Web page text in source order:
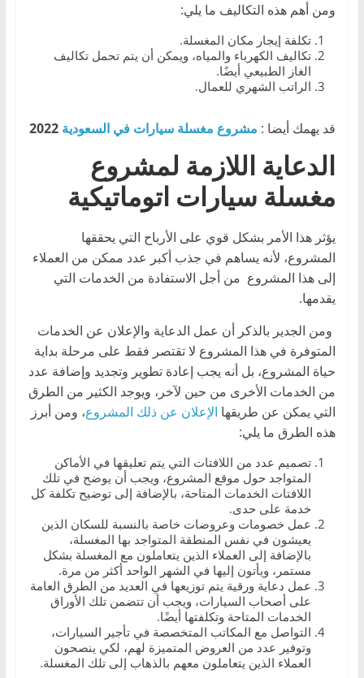
ومن أهم هذه التكاليف ما يلي:
تكلفة إيجار مكان المغسلة.
تكاليف الكهرباء والمياه، ويمكن أن يتم تحمل تكاليف
الغاز الطبيعي أيضًا.
الراتب الشهري للعمال.
قد يهمك أيضا : مشروع مغسلة سيارات في السعودية
الدعاية اللازمة لمشروع
مغسلة سيارات اتوماتيكية
يؤثر هذا الأمر بشكل قوي على الأرباح التي يحققها
المشروع، لأنه يساهم في جذب أكبر عدد ممكن من العملاء
إلى هذا المشروع من أجل الاستفادة من الخدمات التي
يقدمها.
ومن الجدير بالذكر أن عمل الدعاية والإعلان عن الخدمات
المتوفرة في هذا المشروع لا تقتصر فقط على مرحلة بداية
حياة المشروع، بل أنه يجب إعادة تطوير وتجديد وإضافة عدد
من الخدمات الأخرى من حين لآخر، ويوجد الكثير من الطرق
التي يمكن عن طريقها الإعلان عن ذلك المشروع، ومن أبرز
هذه الطرق ما يلي:
تصميم عدد من اللافتات التي يتم تعليقها في الأماكن
المتواجد حول موقع المشروع، ويجب أن يوضح في تلك
اللافتات الخدمات المتاحة، بالإضافة إلى توضيح تكلفة كل
خدمة على حدى.
عمل خصومات وعروضات خاصة بالنسبة للسكان الذين
يعيشون في نفس المنطقة المتواجد بها المغسلة،
بالإضافة إلى العملاء الذين يتعاملون مع المغسلة بشكل
مستمر، ويأتون إليها في الشهر الواحد أكثر من مرة.
عمل دعاية ورقية يتم توزيعها في العديد من الطرق العامة
على أصحاب السيارات، ويجب أن تتضمن تلك الأوراق
الخدمات المتاحة وتكلفتها أيضًا.
التواصل مع المكاتب المتخصصة في تأجير السيارات،
وتوفير عدد من العروض المتميزة لهم، لكي ينصحون
العملاء الذين يتعاملون معهم بالذهاب إلى تلك المغسلة.